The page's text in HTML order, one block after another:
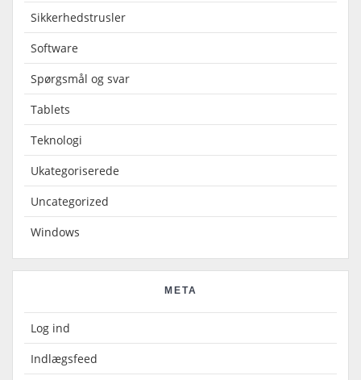
Sikkerhedstrusler
Software
Spørgsmål og svar
Tablets
Teknologi
Ukategoriserede
Uncategorized
Windows
META
Log ind
Indlægsfeed